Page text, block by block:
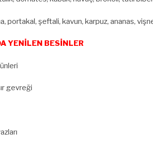
portakal, şeftali, kavun, karpuz, ananas,
YENİLEN BESİNLER
gevreği